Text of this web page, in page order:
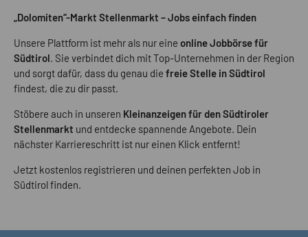
„Dolomiten“-Markt Stellenmarkt – Jobs einfach finden
Unsere Plattform ist mehr als nur eine online Jobbörse für
Südtirol. Sie verbindet dich mit Top-Unternehmen in der Region
und sorgt dafür, dass du genau die freie Stelle in Südtirol
findest, die zu dir passt.
Stöbere auch in unseren Kleinanzeigen für den Südtiroler
Stellenmarkt und entdecke spannende Angebote. Dein
nächster Karriereschritt ist nur einen Klick entfernt!
Jetzt kostenlos registrieren und deinen perfekten Job in
Südtirol finden.